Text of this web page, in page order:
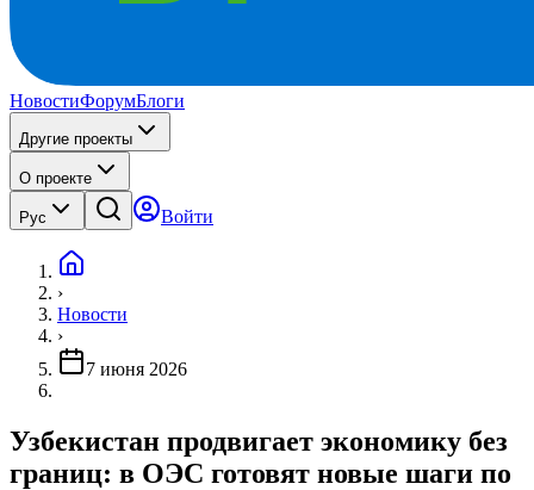
НовостиФорумБлоги
Другие проекты
О проекте
Рус Войти
›
Новости
›
7 июня 2026
Узбекистан продвигает экономику без
границ: в ОЭС готовят новые шаги по